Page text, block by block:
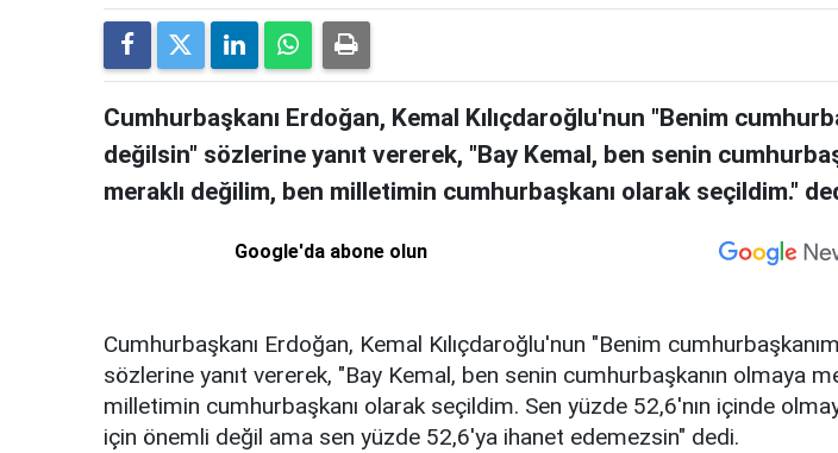
Cumhurbaşkanı Erdoğan, Kemal Kılıçdaroğlu'nun "Benim
değilsin" sözlerine yanıt vererek, "Bay Kemal, ben senin
meraklı değilim, ben milletimin cumhurbaşkanı olarak seçildim."
Google'da abone olun
Cumhurbaşkanı Erdoğan, Kemal Kılıçdaroğlu'nun "Benim
sözlerine yanıt vererek, "Bay Kemal, ben senin cumhurbaşkanın olmaya
milletimin cumhurbaşkanı olarak seçildim. Sen yüzde 52,6'nın içinde
için önemli değil ama sen yüzde 52,6'ya ihanet edemezsin" dedi.